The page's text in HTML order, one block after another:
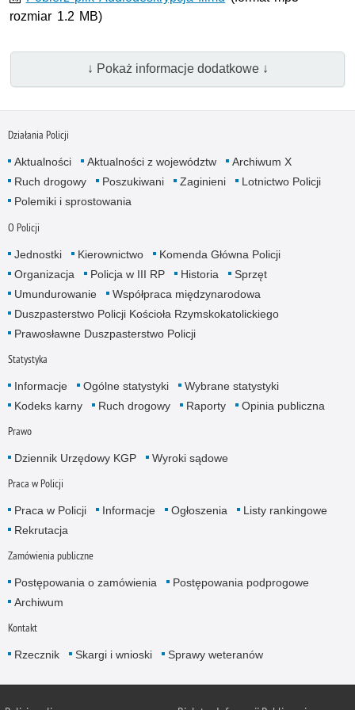
rozmiar 1.2 MB)
↓ Pokaż informacje dodatkowe ↓
Działania Policji
Aktualności Aktualności z województw
Archiwum X
Ruch drogowy
Poszukiwani Zaginieni
Lotnictwo Policji
Polemiki i sprostowania
O Policji
Jednostki Kierownictwo
Komenda Główna Policji
Organizacja
Policja w III RP Historia
Sprzęt
Umundurowanie
Współpraca międzynarodowa
Duszpasterstwo Policji Kościoła Rzymskokatolickiego
Prawosławne Duszpasterstwo Policji
Statystyka
Informacje Ogólne statystyki
Wybrane statystyki
Kodeks karny
Ruch drogowy Raporty Opinia publiczna
Prawo
Dziennik Urzędowy KGP Wyroki sądowe
Praca w Policji
Praca w Policji Informacje Ogłoszenia
Listy rankingowe
Rekrutacja
Zamówienia publiczne
Postępowania o zamówienia
Postępowania podprogowe
Archiwum
Kontakt
Rzecznik Skargi i wnioski Sprawy weteranów